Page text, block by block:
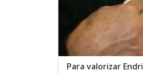
Para valorizar